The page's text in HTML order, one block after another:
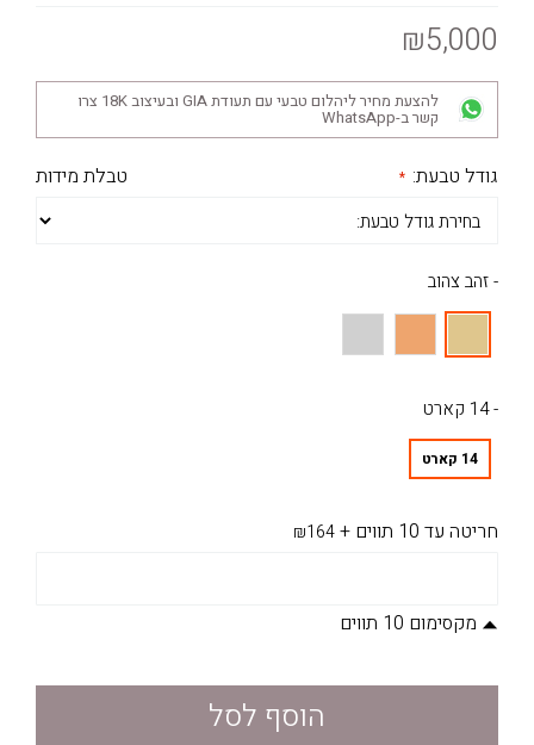
₪5,000
להצעת מחיר ליהלום טבעי עם תעודת GIA ובעיצוב 18K צרו
קשר ב-WhatsApp
טבלת מידות גודל טבעת:
- זהב צהוב
- 14 קארט
14 קארט
חריטה עד 10 תווים +
₪164
מקסימום 10 תווים
הוסף לסל